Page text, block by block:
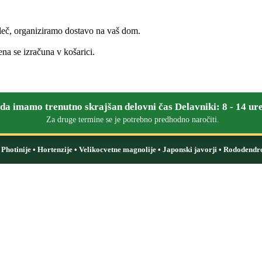
organiziramo dostavo na vaš dom.
se izračuna v košarici.
imamo trenutno skrajšan delovni čas Delavniki: 8 - 14
Za druge termine se je potrebno predhodno naročiti.
• Hortenzije • Velikocvetne magnolije • Japonski javorji •